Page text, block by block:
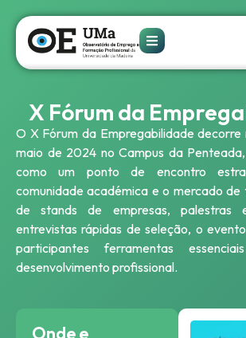
X Fórum da
O X Fórum da Empregabilidade decorre
maio de 2024 no Campus da
como um ponto de encontro
comunidade académica e o mercado de
de stands de empresas, palestras
entrevistas rápidas de seleção, o
participantes ferramentas
desenvolvimento profissional.
Onde e